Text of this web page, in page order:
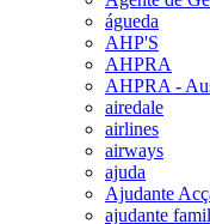
águeda
AHP'S
AHPRA
AHPRA -
airedale
airlines
airways
ajuda
Ajudante
ajudante